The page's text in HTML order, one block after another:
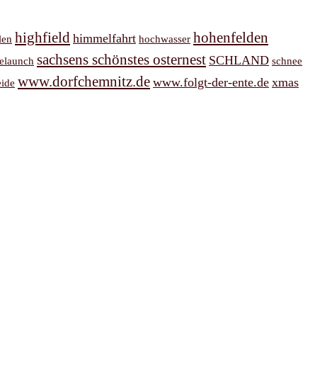
highfield himmelfahrt hochwasser hohenfelden
sachsens schönstes osternest SCHLAND schnee
www.dorfchemnitz.de www.folgt-der-ente.de xmas